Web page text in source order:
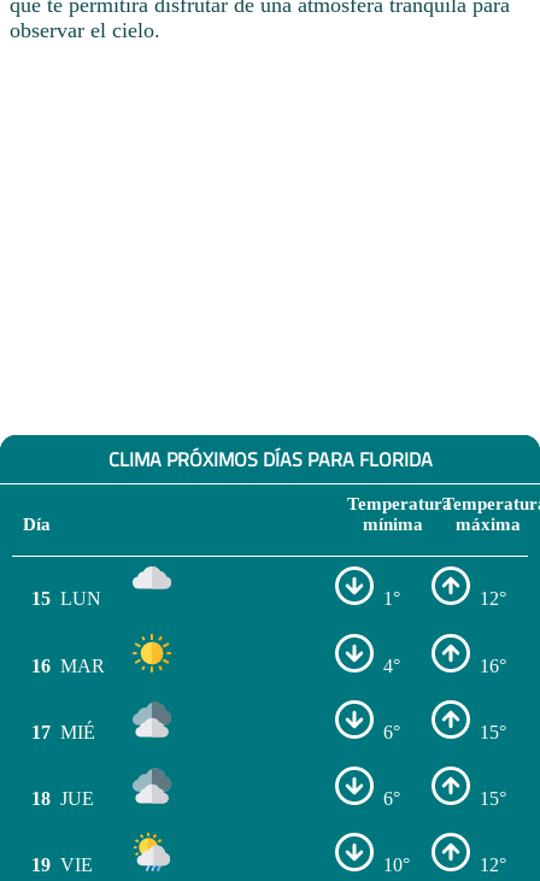
que te permitirá disfrutar de una atmósfera tranquila para
observar el cielo.
CLIMA PRÓXIMOS DÍAS PARA FLORIDA
Día
Temperatura
mínima
máxima
15 LUN 1° 12°
16 MAR 4° 16°
17 MIÉ 6° 15°
18 JUE 6° 15°
19 VIE 10° 12°